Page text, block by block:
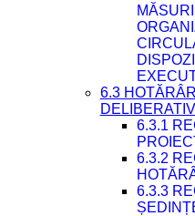
6.3
6.3.1
6.3.2
6.3.3